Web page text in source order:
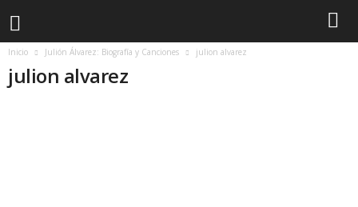
Inicio Julión Álvarez: Biografía y Canciones julion alvarez
julion alvarez